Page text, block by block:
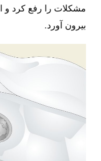
مشکلات را رفع کرد و
بیرون آورد.